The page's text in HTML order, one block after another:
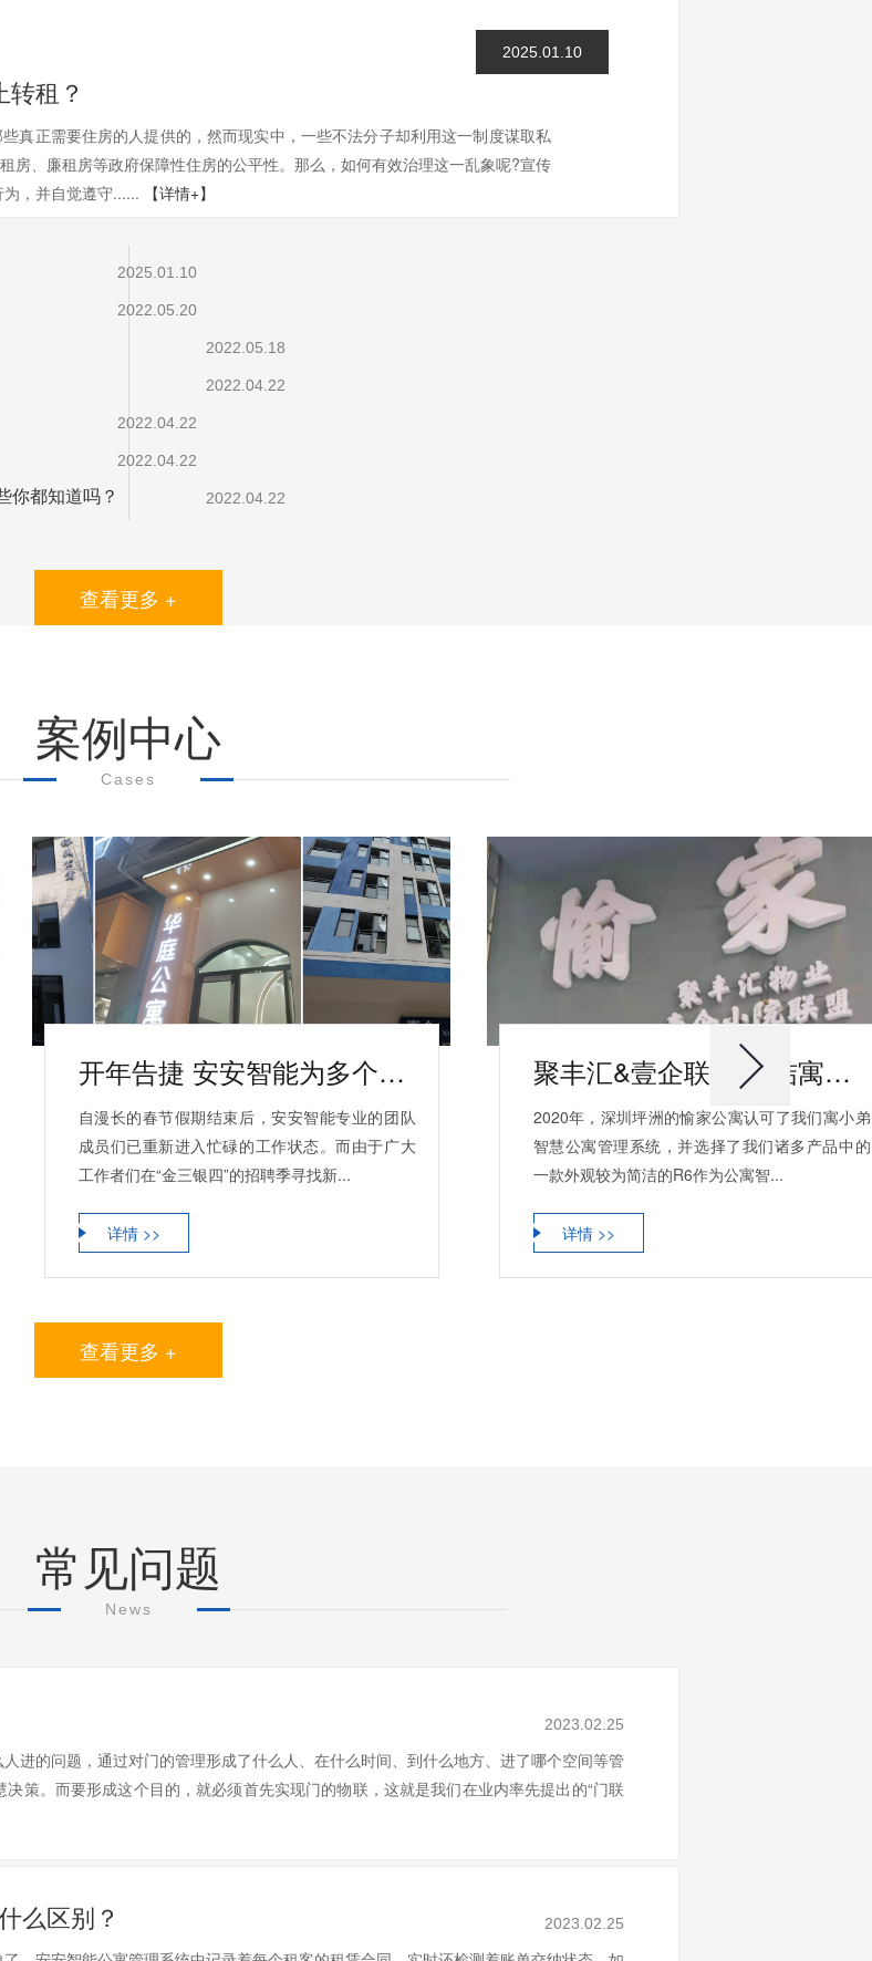
2025.01.10
租？
真正需要住房的人提供的，然而现实中，一些不法分子却利用这一制度谋取私
房、廉租房等政府保障性住房的公平性。那么，如何有效治理这一乱象呢?宣传
，并自觉遵守......
【详情+】
2025.01.10
2022.05.20
2022.05.18
2022.04.22
2022.04.22
2022.04.22
你都知道吗？ 2022.04.22
查看更多 +
案例中心
Cases
开年告捷 安安智能为多个公寓完成公寓管理系统部署
自漫长的春节假期结束后，安安智能专业的团队
成员们已重新进入忙碌的工作状态。而由于广大
工作者们在“金三银四”的招聘季寻找新...
详情 >>
聚丰汇&壹企联盟 联结寓小弟公寓智能锁更亲密
2020年，深圳坪洲的愉家公寓认可了我们寓小弟
智慧公寓管理系统，并选择了我们诸多产品中的
一款外观较为简洁的R6作为公寓智...
详情 >>
查看更多 +
常见问题
News
2023.02.25
进的问题，通过对门的管理形成了什么人、在什么时间、到什么地方、进了哪个空间等管
策。而要形成这个目的，就必须首先实现门的物联，这就是我们在业内率先提出的“门联
么区别？ 2023.02.25